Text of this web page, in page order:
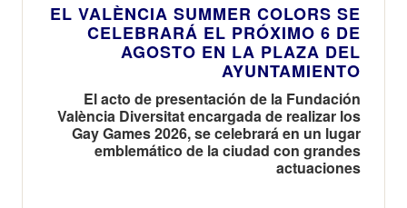
EL VALÈNCIA SUMMER COLORS SE
CELEBRARÁ EL PRÓXIMO 6 DE
AGOSTO EN LA PLAZA DEL
AYUNTAMIENTO
El acto de presentación de la Fundación
València Diversitat encargada de realizar los
Gay Games 2026, se celebrará en un lugar
emblemático de la ciudad con grandes
actuaciones